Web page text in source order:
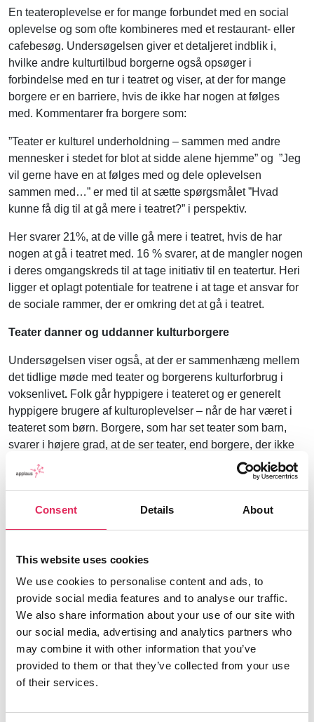
Consent Details About
This website uses cookies
We use cookies to personalise content and ads, to
provide social media features and to analyse our traffic.
We also share information about your use of our site with
our social media, advertising and analytics partners who
may combine it with other information that you’ve
provided to them or that they’ve collected from your use
of their services.
En teateroplevelse er for mange forbundet med en social
oplevelse og som ofte kombineres med et restaurant- eller
cafebesøg. Undersøgelsen giver et detaljeret indblik i,
hvilke andre kulturtilbud borgerne også opsøger i
forbindelse med en tur i teatret og viser, at der for mange
borgere er en barriere, hvis de ikke har nogen at følges
med. Kommentarer fra borgere som:
”Teater er kulturel underholdning – sammen med andre
mennesker i stedet for blot at sidde alene hjemme” og ”Jeg
vil gerne have en at følges med og dele oplevelsen
sammen med…” er med til at sætte spørgsmålet ”Hvad
kunne få dig til at gå mere i teatret?” i perspektiv.
Her svarer 21%, at de ville gå mere i teatret, hvis de har
nogen at gå i teatret med. 16 % svarer, at de mangler nogen
i deres omgangskreds til at tage initiativ til en teatertur. Heri
ligger et oplagt potentiale for teatrene i at tage et ansvar for
de sociale rammer, der er omkring det at gå i teatret.
Teater danner og uddanner kulturborgere
Undersøgelsen viser også, at der er sammenhæng mellem
det tidlige møde med teater og borgerens kulturforbrug i
voksenlivet. Folk går hyppigere i teateret og er generelt
hyppigere brugere af kulturoplevelser – når de har været i
teateret som børn. Borgere, som har set teater som barn,
svarer i højere grad, at de ser teater, end borgere, der ikke
har set teater som barn.
Desuden viser undersøgelsen, at borgere, der har set teater
som barn er åbne for at ”at opleve noget nyt” og have
sker via skoler og institutioner, er af afgørende betydning for
Viden om publikum skal bruges aktivt af teatrene
Med undersøgelsen kan institutionsteatrene landet over
lære deres publikum og potentielle publikummer bedre at
kende. Resultaterne giver indgående kendskab til
borgernes vaner og ønsker i forhold til teater. F.eks. hvilke
gå mere i teatret, og i hvilke medier de orienterer sig om